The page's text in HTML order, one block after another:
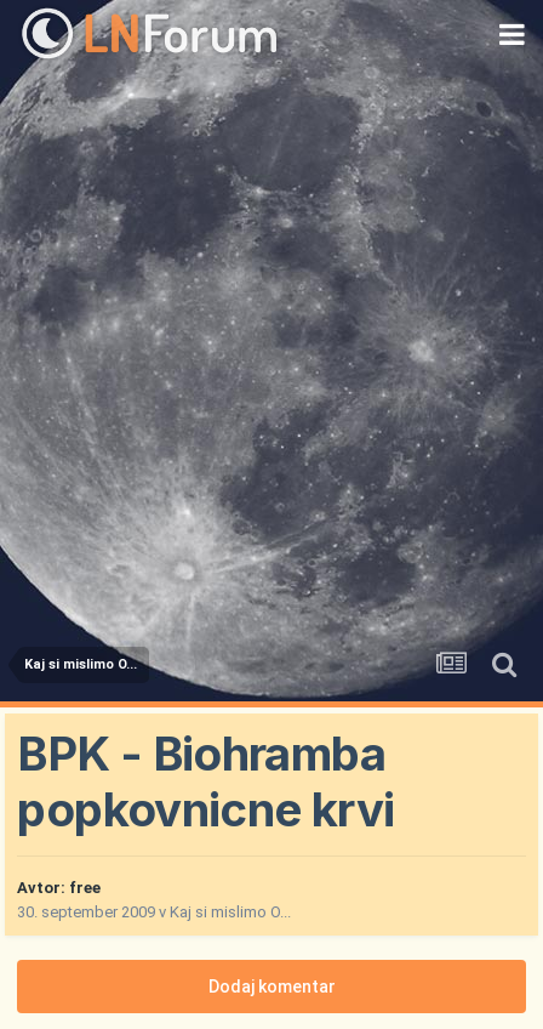
Kaj si mislimo O...
BPK - Biohramba
popkovnicne krvi
Avtor: free
30. september 2009 vKaj si mislimo O...
Dodaj komentar